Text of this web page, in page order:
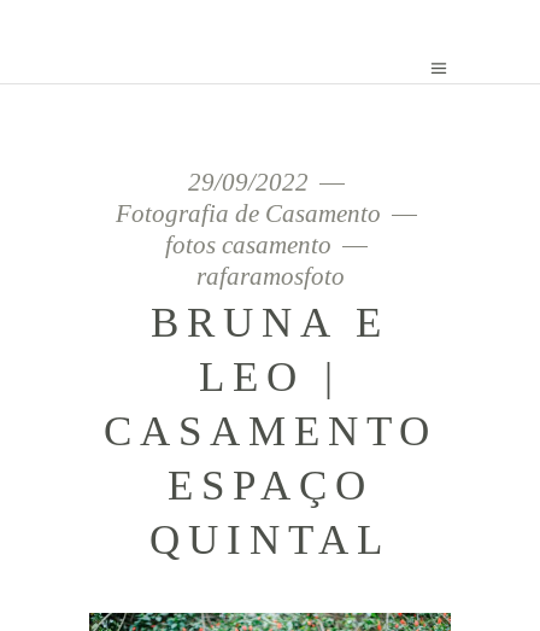
29/09/2022
Fotografia de Casamento
fotos casamento
rafaramosfoto
BRUNA E
LEO |
CASAMENTO
ESPAÇO
QUINTAL